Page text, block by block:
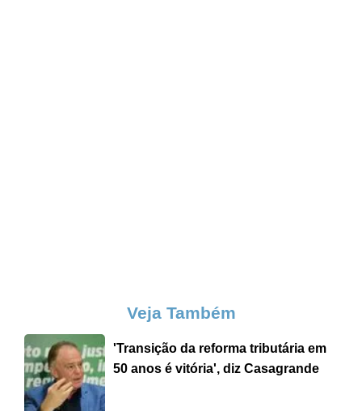
Veja Também
'Transição da reforma tributária em
50 anos é vitória', diz Casagrande